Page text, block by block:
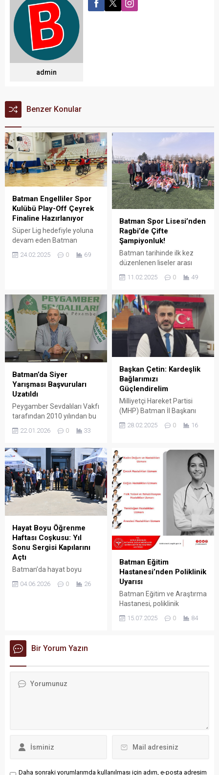
admin
Benzer Konular
Batman Engelliler Spor
Kulübü Play-Off Çeyrek
Finaline Hazırlanıyor
Süper Lig hedefiyle yoluna
devam eden Batman
Engelliler Spor Kulübü, play-
off çeyrek finalinde Antalya
24.02.2025 0 69
Batman Spor Lisesi’nden
Ragbi’de Çifte
Şampiyonluk!
Batman tarihinde ilk kez
düzenlenen liseler arası
Batman Spor Lisesi hem
kategorisinde şampiyonluk
sevinci yaşadı.
11.02.2025 0 49
Batman’da Siyer
Yarışması Başvuruları
Uzatıldı
Peygamber Sevdalıları Vakfı
tarafından 2010 yılından bu
geleneksel hâle gelen Siyer
gerçekleştirilecek.
“Kaybedeni olmayan”
yarışma için Batman
genelinde yoğun ilgi olduğu
bildirildi.
22.01.2026 0 33
Başkan Çetin: Kardeşlik
Bağlarımızı
Güçlendirelim
Milliyetçi Hareket Partisi
(MHP) Batman İl Başkanı
Ramazan ayı dolayısıyla bir
28.02.2025 0 16
Hayat Boyu Öğrenme
Haftası Coşkusu: Yıl
Sonu Sergisi Kapılarını
Açtı
Batman’da hayat boyu
yaygınlaştırılması amacıyla
programla başladı.
04.06.2026 0 26
Batman Eğitim
Hastanesi’nden Poliklinik
Uyarısı
Batman Eğitim ve Araştırma
Hastanesi, poliklinik
sosyal medya hesabı
15.07.2025 0 84
Bir Yorum Yazın
Daha sonraki yorumlarımda kullanılması için adım, e-posta adresim